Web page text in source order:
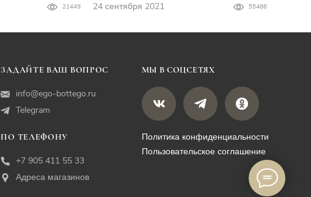
21449 24 сентября 2021 55486
ЗАДАЙТЕ ВАШ ВОПРОС
info@ego-bottego.ru
Telegram
ПО ТЕЛЕФОНУ
+7 905 411 55 33
Адреса магазинов
МЫ В СОЦСЕТЯХ
Политика конфиденциальности
Пользовательское соглашение